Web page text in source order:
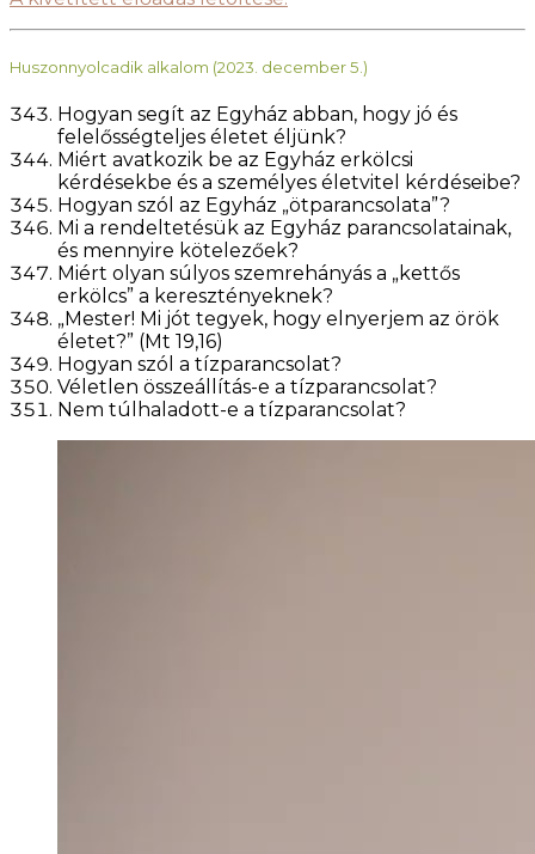
Huszonnyolcadik alkalom (2023. december 5.)
Hogyan segít az Egyház abban, hogy jó és
felelősségteljes életet éljünk?
Miért avatkozik be az Egyház erkölcsi
kérdésekbe és a személyes életvitel kérdéseibe?
Hogyan szól az Egyház „ötparancsolata”?
Mi a rendeltetésük az Egyház parancsolatainak,
és mennyire kötelezőek?
Miért olyan súlyos szemrehányás a „kettős
erkölcs” a keresztényeknek?
„Mester! Mi jót tegyek, hogy elnyerjem az örök
életet?” (Mt 19,16)
Hogyan szól a tízparancsolat?
Véletlen összeállítás-e a tízparancsolat?
Nem túlhaladott-e a tízparancsolat?